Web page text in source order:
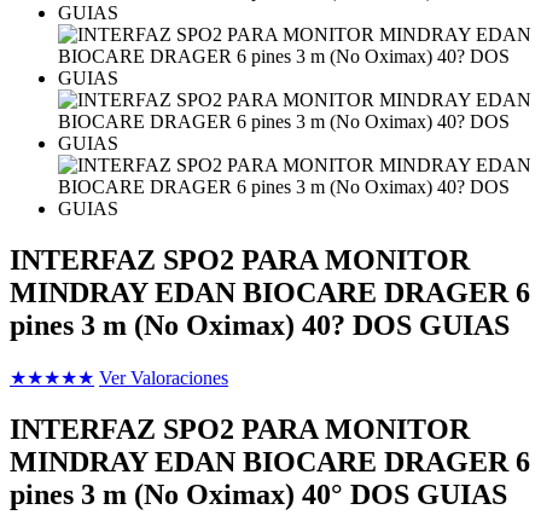
INTERFAZ SPO2 PARA MONITOR
MINDRAY EDAN BIOCARE DRAGER 6
pines 3 m (No Oximax) 40? DOS GUIAS
★★★★★ Ver Valoraciones
INTERFAZ SPO2 PARA MONITOR
MINDRAY EDAN BIOCARE DRAGER 6
pines 3 m (No Oximax) 40° DOS GUIAS